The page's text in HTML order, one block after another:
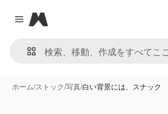
Close menu
Magnific
ホーム/ストック/写真/白い背景には、スナック